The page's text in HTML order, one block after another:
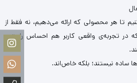
تا هر محصولی که ارائه می‌دهیم، نه فقط از
در تجربه‌ی واقعی کاربر هم احساس راحتی،
ساده نیستند؛ بلکه خاص‌اند.